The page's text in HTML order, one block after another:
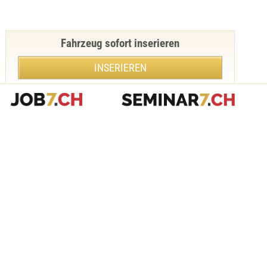
Fahrzeug sofort inserieren
INSERIEREN